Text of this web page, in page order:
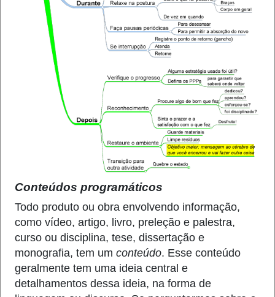
Conteúdos programáticos
Todo produto ou obra envolvendo informação,
como vídeo, artigo, livro, preleção e palestra,
curso ou disciplina, tese, dissertação e
monografia, tem umconteúdo. Esse conteúdo
geralmente tem uma ideia central e
detalhamentos dessa ideia, na forma de